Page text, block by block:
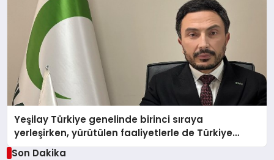
Yeşilay Türkiye genelinde birinci sıraya
yerleşirken, yürütülen faaliyetlerle de Türkiye
üçüncüsü oldu.
Son Dakika